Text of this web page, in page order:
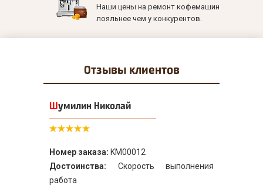
Наши цены на ремонт кофемашин
лояльнее чем у конкурентов.
Отзывы клиентов
Шумилин Николай
Номер заказа: KM00012
Достоинства: Скорость выполнения
работа